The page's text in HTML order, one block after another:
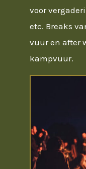
voor
etc. Breaks
vuur en after
kampvuur.